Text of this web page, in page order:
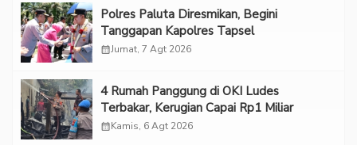
Polres Paluta Diresmikan, Begini
Tanggapan Kapolres Tapsel
calendar_monthJumat, 7 Agt 2026
‎4 Rumah Panggung di OKI Ludes
Terbakar, Kerugian Capai Rp1 Miliar
calendar_monthKamis, 6 Agt 2026